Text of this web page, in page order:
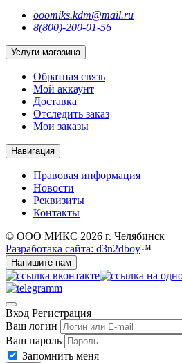
ТУНДРА
ooomiks.kdm@mail.ru
8(800)-200-01-56
Услуги магазина
Обратная связь
Мой аккаунт
Доставка
Отследить заказ
Мои заказы
Навигация
Правовая информация
Новости
Реквизиты
Контакты
© ООО МИКС 2026 г. Челябинск
Разработака сайта: d3n2dboy™
Напишите нам
Вход Регистрация
Ваш логин
Ваш пароль
Запомнить меня